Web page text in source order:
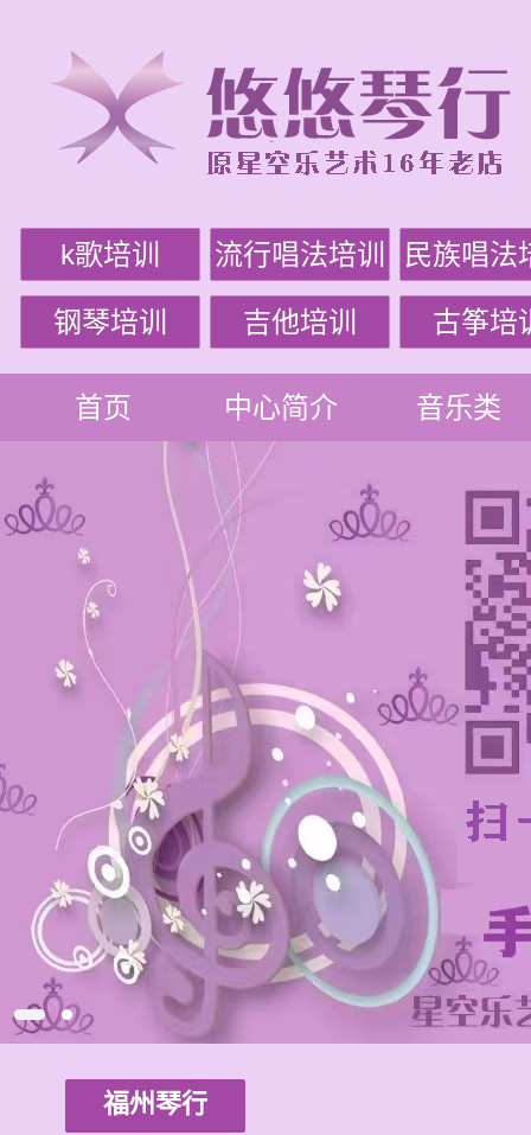
k歌培训 流行唱法培训 民族唱法
钢琴培训 吉他培训 古筝培
首页 中心简介 音乐类
福州琴行